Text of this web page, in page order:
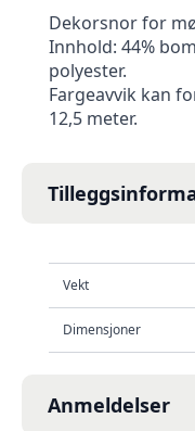
Dekorsnor for
Innhold: 44%
polyester.
Fargeavvik kan
12,5 meter.
Vekt
Dimensjoner
Anmeldelser